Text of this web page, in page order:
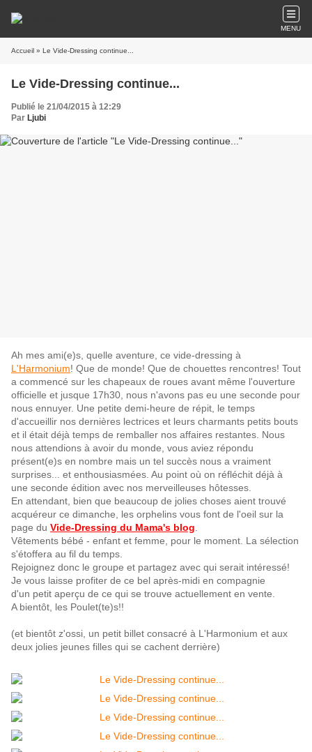
MENU
Accueil » Le Vide-Dressing continue...
Le Vide-Dressing continue...
Publié le 21/04/2015 à 12:29
Par Ljubi
Ah mes ami(e)s, quelle aventure, ce vide-dressing à
L'Harmonium! Que de monde! Que de chouettes rencontres! Tout
a commencé sur les chapeaux de roues avant même l'ouverture
officielle et jusque 17h30, nous n'avons pas eu une seconde pour
nous ennuyer. Une petite demi-heure de répit, le temps
d'accueillir nos dernières lectrices et leurs charmants petits bouts
et il était déjà temps de remballer nos affaires restantes. Nous
nous attendions à avoir du monde, vous aviez répondu
présent(e)s en nombre mais un tel succès nous a vraiment
surprises... et enthousiasmées. Au point où on réfléchit déjà à
une seconde édition avec nos merveilleuses hôtesses.
En attendant, bien que beaucoup de jolies choses aient trouvé
acquéreur ce dimanche, les orphelins vous font de l'oeil sur la
page du Vide-Dressing du Mama's blog
Vêtements bébé - enfant et femme, pour le moment. La sélection
s'étoffera au fil du temps.
Rejoignez donc le groupe et partagez avec qui serait intéressé!
Je vous laisse profiter de ce bel après-midi en compagnie
d'un petit aperçu de ce qui se trouve actuellement en vente.
A bientôt, les Poulet(te)s!!
(et bientôt z'ossi, un petit billet consacré à L'Harmonium et aux
deux jolies jeunes filles qui se cachent derrière)